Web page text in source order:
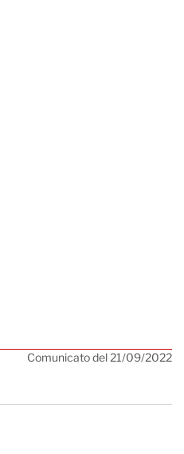
Comunicato del 21/09/2022